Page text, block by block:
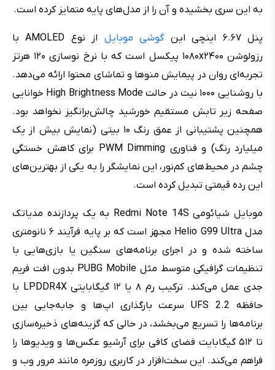
به این سری بخشیده و آن را از مدل‌های پایه متمایز کرده است.
پنل ۶.۶۷ اینچی این گوشی موبایل
از نوع AMOLED با
رزولوشن ۱۰۸۰x۲۴۰۰ پیکسل است که با نرخ نوسازی ۱۲۰ هرتز
تجربه‌ای روان در پیمایش منوها و تماشای محتوا ارائه می‌دهد.
با روشنایی ۱۰۰۰ نیت در حالت High Brightness Mode خوانایی
صفحه زیر تابش مستقیم خورشید چالش‌برانگیز نخواهد بود.
همچنین پشتیبانی از عمق رنگ ۱۰ بیتی (نمایش بیش از یک
میلیارد رنگ) و فناوری PWM Dimming برای کاهش خستگی
چشم در محیط‌های کم‌نور، این نمایشگر را به یکی از بهترین‌های
این رده قیمتی تبدیل کرده است.
موبایل شیائومی Redmi Note 14S به یک پردازنده مدیاتک
مدل Helio G99 Ultra مجهز است که بر پایه فرآیند ۶ نانومتری
ساخته شده و در اجرای برنامه‌های سنگین یا بازی‌هایی با
تنظیمات گرافیکی متوسط مثل PUBG Mobile بدون افت فریم
جدی عمل می‌کند. ترکیب رم ۸ یا ۱۲ گیگابایتی LPDDR4X با
حافظه UFS 2.2 سرعت بارگذاری اپ‌ها و جابه‌جایی بین
برنامه‌ها را تسریع می‌بخشد، در حالی که گزینه‌های ذخیره‌سازی
تا ۵۱۲ گیگابایت فضای کافی برای آرشیو عکس‌ها و ویدیوها را
فراهم می‌کند. این سخت‌افزار در کاربری روزمره مانند مرور وب و